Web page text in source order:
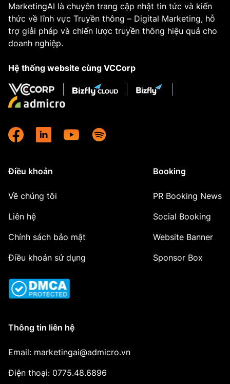
MarketingAI là chuyên trang cập nhật tin tức và kiến
thức về lĩnh vực Truyền thông – Digital Marketing, hỗ
trợ giải pháp và chiến lược truyền thông hiệu quả cho
doanh nghiệp.
Hệ thống website cùng VCCorp
Điều khoản
Về chúng tôi
Liên hệ
Chính sách bảo mật
Điều khoản sử dụng
Booking
PR Booking News
Social Booking
Website Banner
Sponsor Box
Thông tin liên hệ
Email: marketingai@admicro.vn
Điện thoại: 0775.48.6896